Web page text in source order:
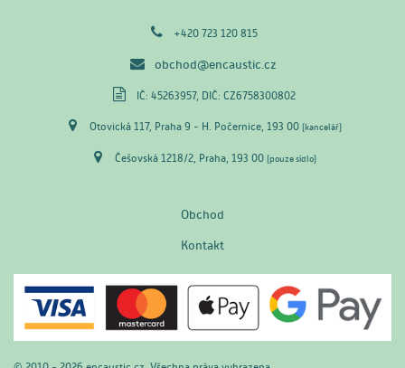
+420 723 120 815
obchod@encaustic.cz
IČ: 45263957, DIČ: CZ6758300802
Otovická 117, Praha 9 - H. Počernice, 193 00(kancelář)
Češovská 1218/2, Praha, 193 00(pouze sídlo)
Obchod
Kontakt